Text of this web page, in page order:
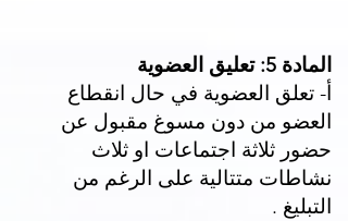
المادة 5: تعليق العضوية
أ- تعلق العضوية في حال انقطاع
العضو من دون مسوغ مقبول عن
حضور ثلاثة اجتماعات او ثلاث
نشاطات متتالية على الرغم من
التبليغ .